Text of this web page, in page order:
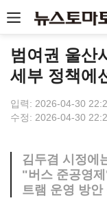
범여권 울산
세부 정책에
입력: 2026-04-30
수정: 2026-04-30
김두겸 시정에
"버스 준공영
트램 운영 방안